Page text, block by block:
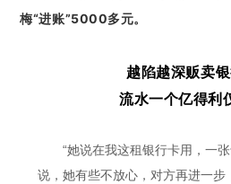
梅“进账”5000多元。
越陷越深贩卖银
流水一个亿得利
“她说在我这租银行卡用，一
说，她有些不放心，对方再进一步